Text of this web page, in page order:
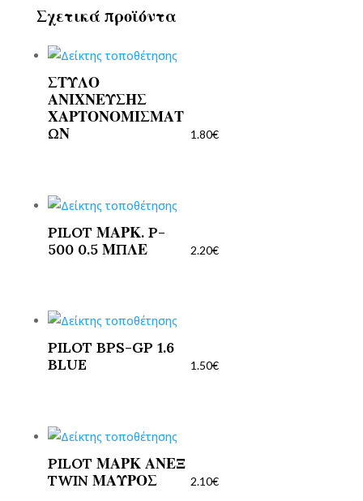
Σχετικά προϊόντα
ΣΤΥΛΟ
ΑΝΙΧΝΕΥΣΗΣ
ΧΑΡΤΟΝΟΜΙΣΜΑΤ
ΩΝ
1.80€
PILOT ΜΑΡΚ. P-
500 0.5 ΜΠΛΕ
2.20€
PILOT BPS-GP 1.6
BLUE
1.50€
PILOT ΜΑΡΚ ΑΝΕΞ
TWIN ΜΑΥΡΟΣ
2.10€